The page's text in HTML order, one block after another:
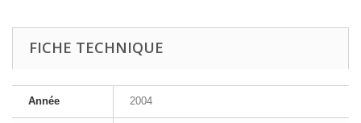
FICHE TECHNIQUE
Année 2004